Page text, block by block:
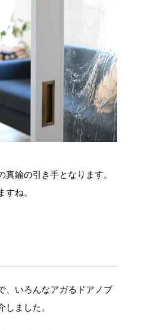
真鍮の引き手となります。
ね。
、いろんなアガるドアノブ
しました。